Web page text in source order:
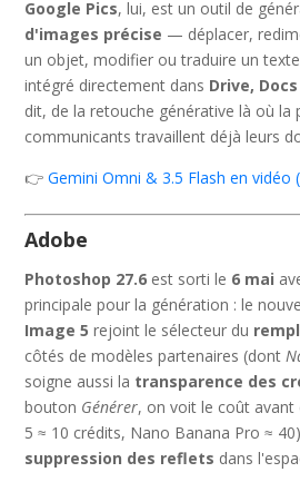
Google Pics, lui, est un outil de
d'images précise — déplacer,
un objet, modifier ou traduire un
intégré directement dans Drive,
dit, de la retouche générative là où la
communicants travaillent déjà leurs
👉Gemini Omni & 3.5 Flash en vidéo
Adobe
Photoshop 27.6 est sorti le 6 mai
principale pour la génération : le
Image 5 rejoint le sélecteur du
côtés de modèles partenaires (dont
soigne aussi la transparence des
bouton Générer, on voit le coût avant
5 ≈ 10 crédits, Nano Banana Pro ≈
suppression des reflets dans